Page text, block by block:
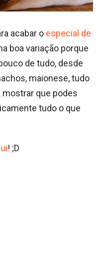
acabar o especial de
boa variação porque
de tudo, desde
maionese, tudo
mostrar que podes
tudo o que
! ;D